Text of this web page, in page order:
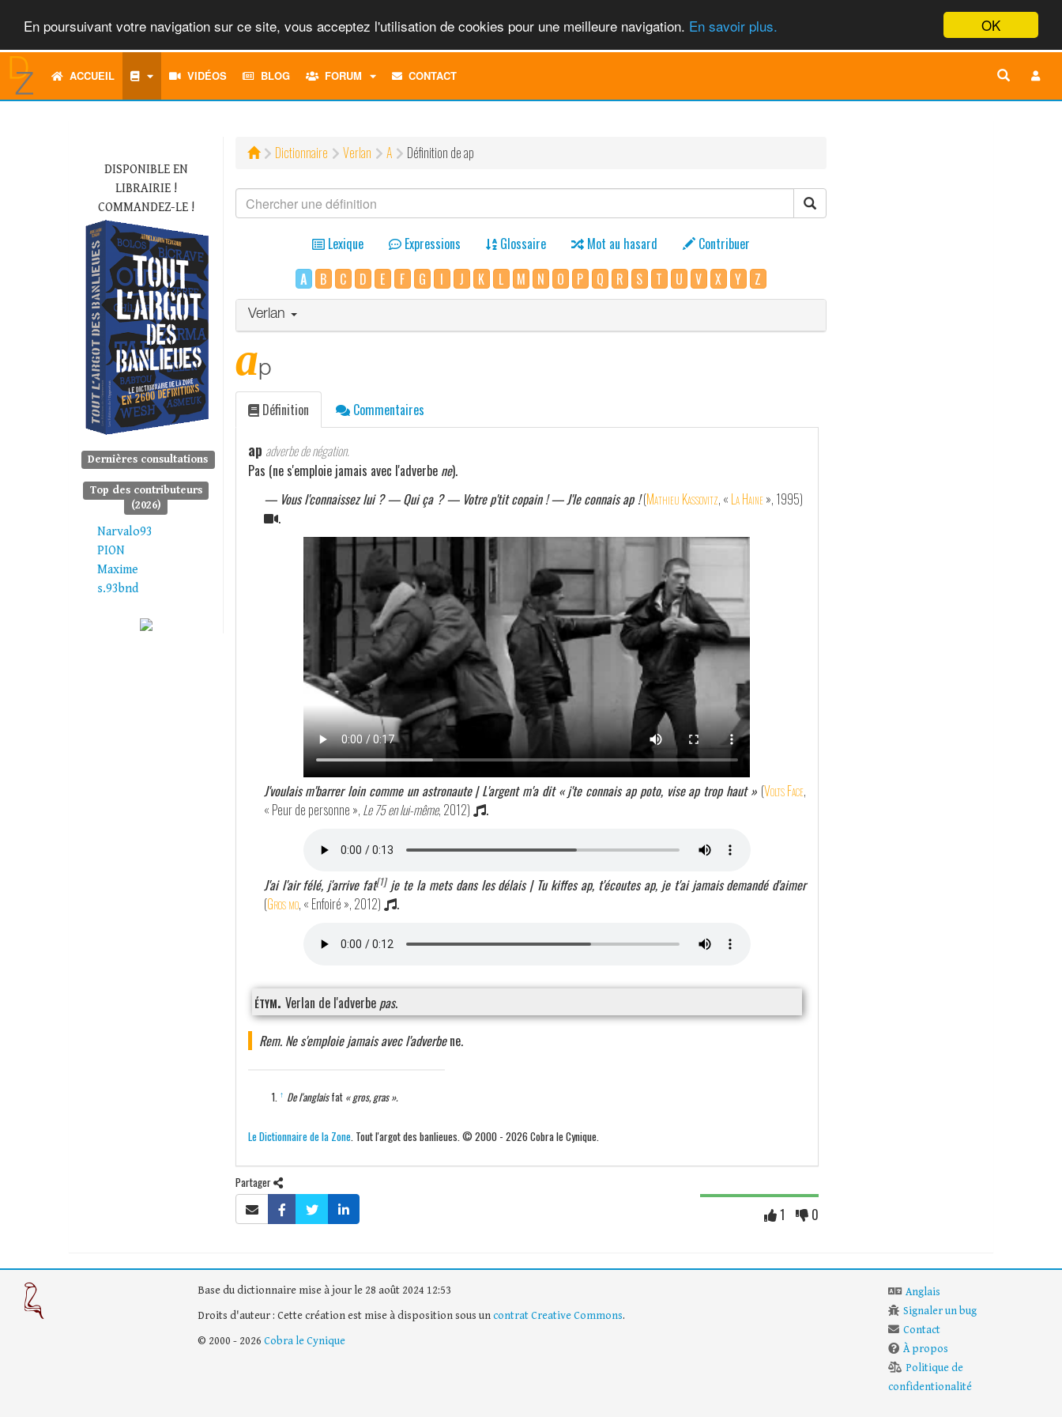
OK
En poursuivant votre navigation sur ce site, vous acceptez l'utilisation de cookies pour une meilleure navigation. En savoir plus.
ACCUEIL VIDÉOS BLOG FORUM
TOGGLECONTACT
DISPONIBLE EN
LIBRAIRIE !
COMMANDEZ-LE !
Dernières consultations
Top des contributeurs
(2026)
Narvalo93
PION
Maxime
s.93bnd
Dictionnaire Verlan A Définition de ap
Lexique Expressions Glossaire Mot au hasard
Contribuer
A
B C D E F G I J K L M N O P Q R S T U V X Y Z
Verlan
ap
Définition Commentaires
ap adverbe de négation.
Pas (ne s'emploie jamais avec l'adverbe ne).
— Vous l'connaissez lui ? — Qui ça ? — Votre p'tit copain ! — J'le connais ap ! (Mathieu Kassovitz, « La Haine», 1995)
.
J'voulais m'barrer loin comme un astronaute | L'argent m'a dit « j'te connais ap poto, vise ap trop haut » (Volts Face,
« Peur de personne », Le 75 en lui-même, 2012) .
J'ai l'air félé, j'arrive fat[1]je te la mets dans les délais | Tu kiffes ap, t'écoutes ap, je t'ai jamais demandé d'aimer
(Gros mo, « Enfoiré », 2012) .
étym. Verlan de l'adverbe pas.
Rem. Ne s'emploie jamais avec l'adverbene.
↑ De l'anglaisfat« gros, gras ».
Le Dictionnaire de la Zone. Tout l'argot des banlieues. © 2000 - 2026 Cobra le Cynique.
Partager
1 0
Base du dictionnaire mise à jour le 28 août 2024 12:53
Droits d'auteur : Cette création est mise à disposition sous uncontrat Creative Commons.
© 2000 - 2026 Cobra le Cynique
Anglais
Signaler un bug
Contact
À propos
Politique de
confidentionalité